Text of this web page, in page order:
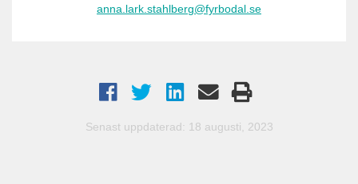
anna.lark.stahlberg@fyrbodal.se
Senast uppdaterad: 18 augusti, 2023